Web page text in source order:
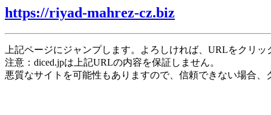
https://riyad-mahrez-cz.biz
上記ページにジャンプします。よろしければ、URLをクリ
注意：diced.jpは上記URLの内容を保証しません。
悪質なサイトを可能性もありますので、信頼できない場合、